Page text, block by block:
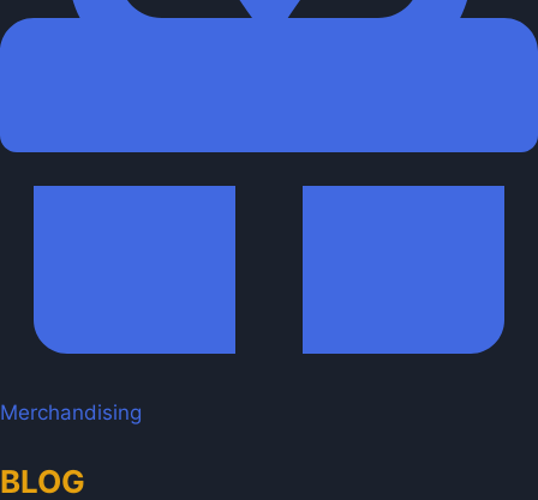
Merchandising
BLOG